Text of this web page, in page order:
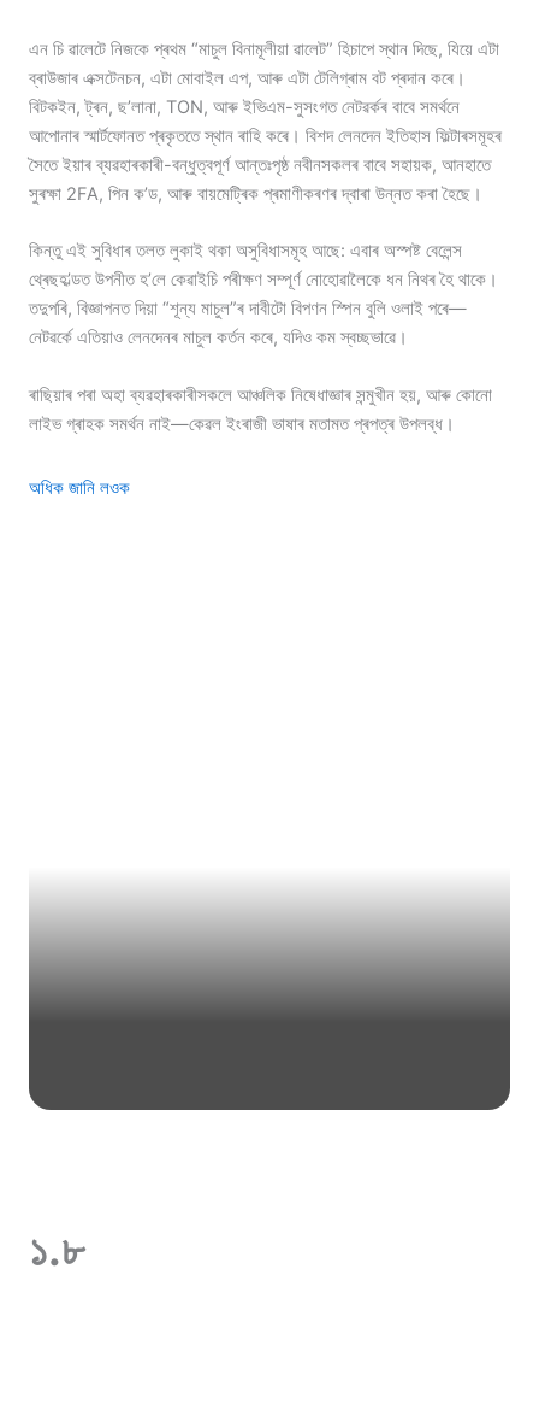
এন চি ৱালেটে নিজকে প্ৰথম “মাচুল বিনামূলীয়া ৱালেট” হিচাপে স্থান দিছে, যিয়ে এটা
ব্ৰাউজাৰ এক্সটেনচন, এটা মোবাইল এপ, আৰু এটা টেলিগ্ৰাম বট প্ৰদান কৰে।
বিটকইন, ট্ৰন, ছ’লানা, TON, আৰু ইভিএম-সুসংগত নেটৱৰ্কৰ বাবে সমৰ্থনে
আপোনাৰ স্মাৰ্টফোনত প্ৰকৃততে স্থান ৰাহি কৰে। বিশদ লেনদেন ইতিহাস ফিল্টাৰসমূহৰ
সৈতে ইয়াৰ ব্যৱহাৰকাৰী-বন্ধুত্বপূৰ্ণ আন্তঃপৃষ্ঠ নবীনসকলৰ বাবে সহায়ক, আনহাতে
সুৰক্ষা 2FA, পিন ক’ড, আৰু বায়মেট্ৰিক প্ৰমাণীকৰণৰ দ্বাৰা উন্নত কৰা হৈছে।
কিন্তু এই সুবিধাৰ তলত লুকাই থকা অসুবিধাসমূহ আছে: এবাৰ অস্পষ্ট বেলেন্স
থ্ৰেছহ’ল্ডত উপনীত হ’লে কেৱাইচি পৰীক্ষণ সম্পূৰ্ণ নোহোৱালৈকে ধন নিথৰ হৈ থাকে।
তদুপৰি, বিজ্ঞাপনত দিয়া “শূন্য মাচুল”ৰ দাবীটো বিপণন স্পিন বুলি ওলাই পৰে—
নেটৱৰ্কে এতিয়াও লেনদেনৰ মাচুল কৰ্তন কৰে, যদিও কম স্বচ্ছভাৱে।
ৰাছিয়াৰ পৰা অহা ব্যৱহাৰকাৰীসকলে আঞ্চলিক নিষেধাজ্ঞাৰ সন্মুখীন হয়, আৰু কোনো
লাইভ গ্ৰাহক সমৰ্থন নাই—কেৱল ইংৰাজী ভাষাৰ মতামত প্ৰপত্ৰ উপলব্ধ।
অধিক জানি লওক
১.৮